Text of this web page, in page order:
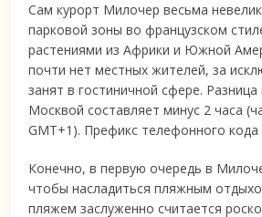
Сам курорт Милочер весьма невелик
парковой зоны во французском
растениями из Африки и Южной
почти нет местных жителей, за
занят в гостиничной сфере.
Москвой составляет минус 2 часа
GMT+1). Префикс телефонного кода
Конечно, в первую очередь в
чтобы насладиться пляжным
пляжем заслуженно считается